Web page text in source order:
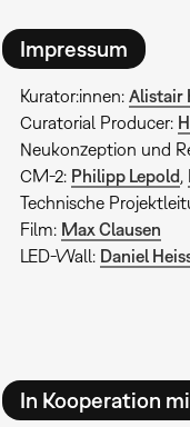
Impressum
Kurator:innen: Alistair
Curatorial Producer:
Neukonzeption und
CM-2: Philipp Lepold,
Technische
Film: Max Clausen
LED-Wall: Daniel
In Kooperation